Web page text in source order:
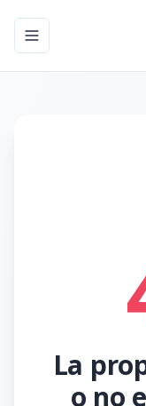
Toggle navigation
La
o no